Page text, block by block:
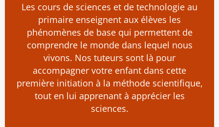
Les cours de sciences et de technologie au
primaire enseignent aux élèves les
phénomènes de base qui permettent de
comprendre le monde dans lequel nous
vivons. Nos tuteurs sont là pour
accompagner votre enfant dans cette
première initiation à la méthode scientifique,
tout en lui apprenant à apprécier les
sciences.